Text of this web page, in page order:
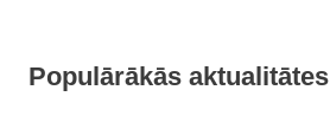
Populārākās aktualitātes